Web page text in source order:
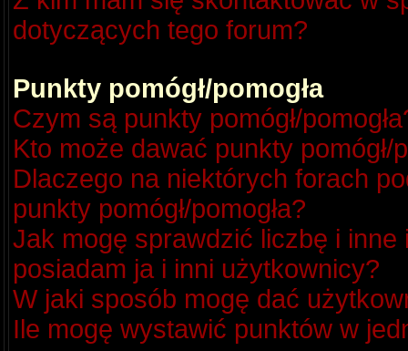
dotyczących tego forum?
Punkty pomógł/pomogła
Czym są punkty pomógł/
Kto może dawać punkty pomógł/
Dlaczego na niektórych forach
punkty pomógł/pomogła?
Jak mogę sprawdzić liczbę i
posiadam ja i inni użytkownicy?
W jaki sposób mogę dać
Ile mogę wystawić punktów w